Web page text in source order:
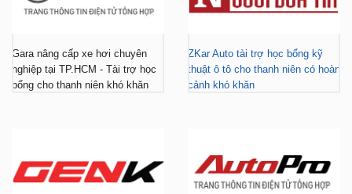
Gara nâng cấp xe hơi chuyên
nghiệp tại TP.HCM - Tài trợ học
bổng cho thanh niên khó khăn
ZKar Auto tài trợ học bổng kỹ
thuật ô tô cho thanh niên có hoàn
cảnh khó khăn